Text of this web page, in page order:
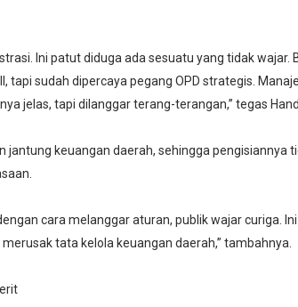
Ini patut diduga ada sesuatu yang tidak wajar.
tapi sudah dipercaya pegang OPD strategis.
jelas, tapi dilanggar terang-terangan,” tegas
jantung keuangan daerah, sehingga pengisiannya
cara melanggar aturan, publik wajar curiga.
tata kelola keuangan daerah,” tambahnya.